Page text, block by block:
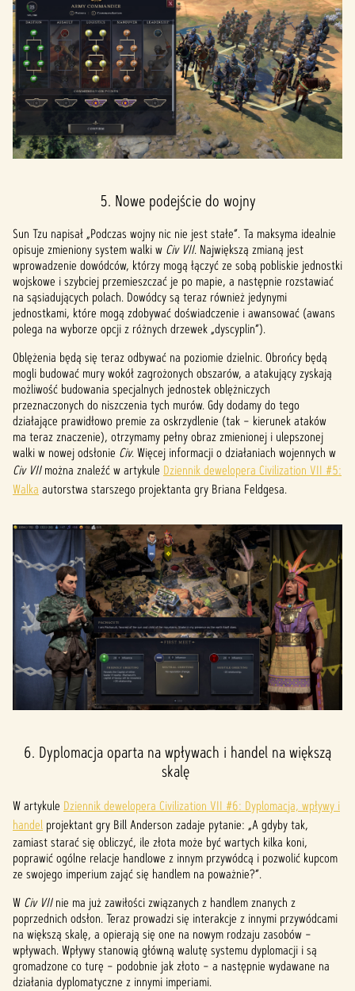
5. Nowe podejście do wojny
Sun Tzu napisał „Podczas wojny nic nie jest stałe”. Ta maksyma idealnie
opisuje zmieniony system walki w Civ VII. Największą zmianą jest
wprowadzenie dowódców, którzy mogą łączyć ze sobą pobliskie jednostki
wojskowe i szybciej przemieszczać je po mapie, a następnie rozstawiać
na sąsiadujących polach. Dowódcy są teraz również jedynymi
jednostkami, które mogą zdobywać doświadczenie i awansować (awans
polega na wyborze opcji z różnych drzewek „dyscyplin”).
Oblężenia będą się teraz odbywać na poziomie dzielnic. Obrońcy będą
mogli budować mury wokół zagrożonych obszarów, a atakujący zyskają
możliwość budowania specjalnych jednostek oblężniczych
przeznaczonych do niszczenia tych murów. Gdy dodamy do tego
działające prawidłowo premie za oskrzydlenie (tak – kierunek ataków
ma teraz znaczenie), otrzymamy pełny obraz zmienionej i ulepszonej
walki w nowej odsłonie Civ. Więcej informacji o działaniach wojennych w
Civ VIImożna znaleźć w artykule Dziennik dewelopera Civilization VII #5:
Walka autorstwa starszego projektanta gry Briana Feldgesa.
6. Dyplomacja oparta na wpływach i handel na większą
skalę
W artykule Dziennik dewelopera Civilization VII #6: Dyplomacja, wpływy i
handel projektant gry Bill Anderson zadaje pytanie: „A gdyby tak,
zamiast starać się obliczyć, ile złota może być wartych kilka koni,
poprawić ogólne relacje handlowe z innym przywódcą i pozwolić kupcom
ze swojego imperium zająć się handlem na poważnie?”.
W Civ VIInie ma już zawiłości związanych z handlem znanych z
poprzednich odsłon. Teraz prowadzi się interakcje z innymi przywódcami
na większą skalę, a opierają się one na nowym rodzaju zasobów –
wpływach. Wpływy stanowią główną walutę systemu dyplomacji i są
gromadzone co turę – podobnie jak złoto – a następnie wydawane na
działania dyplomatyczne z innymi imperiami.